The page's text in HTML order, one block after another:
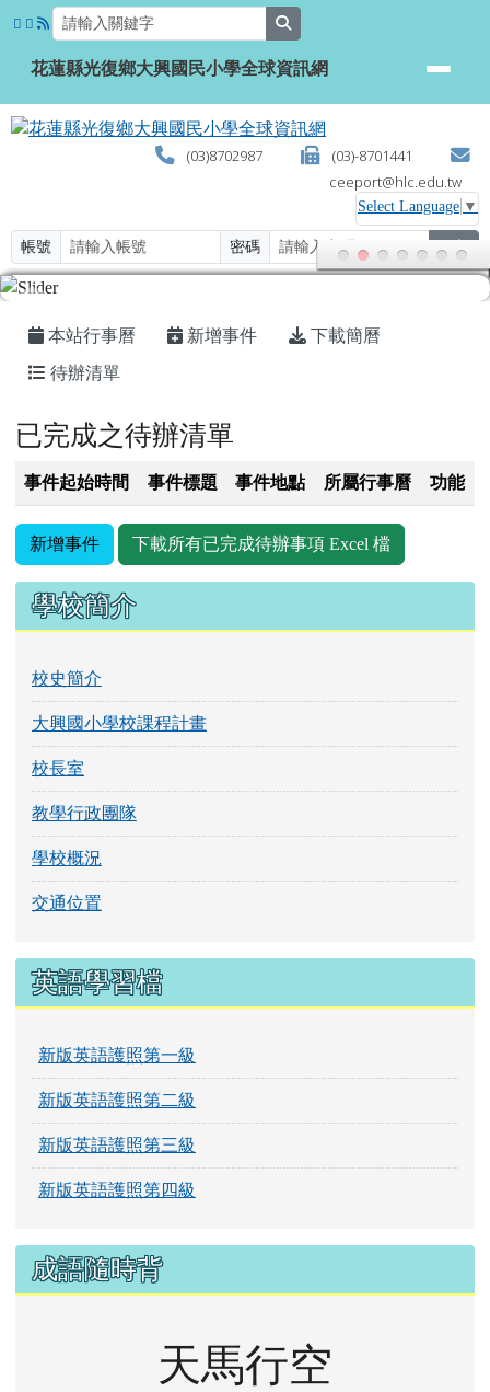
跳至主內容區
花蓮縣光復鄉大興國民小學全球資
花蓮縣光復鄉大興國民小學全球資訊網
(03)8702987
(03)-8701441
ceeport@hlc.edu.tw
Select Language ▼
帳號 密碼 登入
本站行事曆 新增事件
下載簡曆
待辦清單
已完成之待辦清單
事件起始時間 事件標題 事件地點 所屬行事曆 功能
新增事件 下載所有已完成待辦事項 Excel 檔
左邊區域內容
學校簡介
校史簡介
大興國小學校課程計畫
校長室
教學行政團隊
學校概況
交通位置
英語學習檔
新版英語護照第一級
新版英語護照第二級
新版英語護照第三級
新版英語護照第四級
成語隨時背
天馬行空